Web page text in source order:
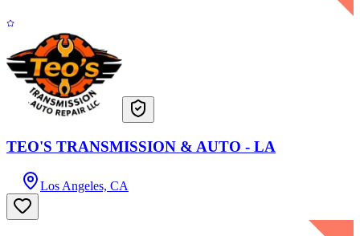
TEO'S TRANSMISSION & AUTO - LA
Los Angeles, CA